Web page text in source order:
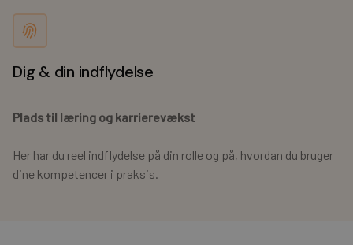
Dig & din indflydelse
Plads til læring og karrierevækst
Her har du reel indflydelse på din rolle og på, hvordan du bruger
dine kompetencer i praksis.